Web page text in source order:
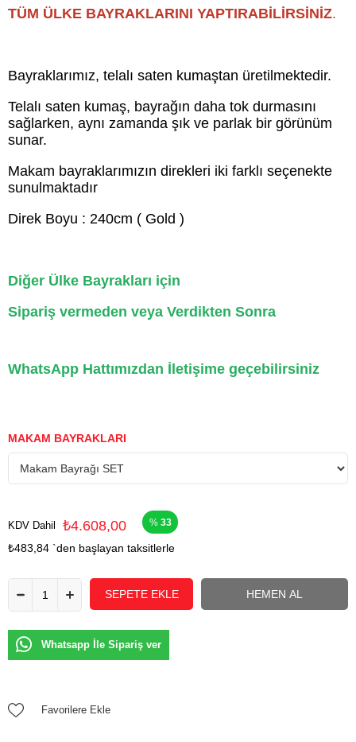
TÜM ÜLKE BAYRAKLARINI YAPTIRABİLİRSİNİZ.
Bayraklarımız, telalı saten kumaştan üretilmektedir.
Telalı saten kumaş, bayrağın daha tok durmasını
sağlarken, aynı zamanda şık ve parlak bir görünüm
sunar.
Makam bayraklarımızın direkleri iki farklı seçenekte
sunulmaktadır
Direk Boyu : 240cm ( Gold )
Diğer Ülke Bayrakları için
Sipariş vermeden veya Verdikten Sonra
WhatsApp Hattımızdan İletişime geçebilirsiniz
MAKAM BAYRAKLARI
KDV Dahil ₺4.608,00 33
₺483,84 `den başlayan taksitlerle
Whatsapp İle Sipariş ver
Favorilere Ekle